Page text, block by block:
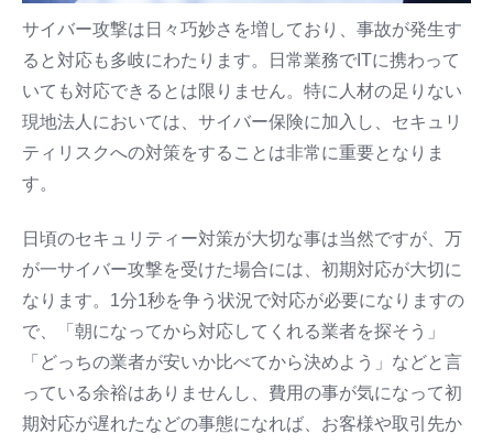
サイバー攻撃は日々巧妙さを増しており、事故が発生す
ると対応も多岐にわたります。日常業務でITに携わって
いても対応できるとは限りません。特に人材の足りない
現地法人においては、サイバー保険に加入し、セキュリ
ティリスクへの対策をすることは非常に重要となりま
す。
日頃のセキュリティー対策が大切な事は当然ですが、万
が一サイバー攻撃を受けた場合には、初期対応が大切に
なります。1分1秒を争う状況で対応が必要になりますの
で、「朝になってから対応してくれる業者を探そう」
「どっちの業者が安いか比べてから決めよう」などと言
っている余裕はありませんし、費用の事が気になって初
期対応が遅れたなどの事態になれば、お客様や取引先か